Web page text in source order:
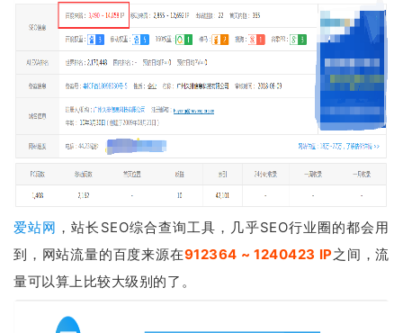
爱站网 ，站长SEO综合查询工具，几乎SEO行业圈的都会用
到，网站流量的百度来源在912364 ~ 1240423 IP之间，流
量可以算上比较大级别的了。